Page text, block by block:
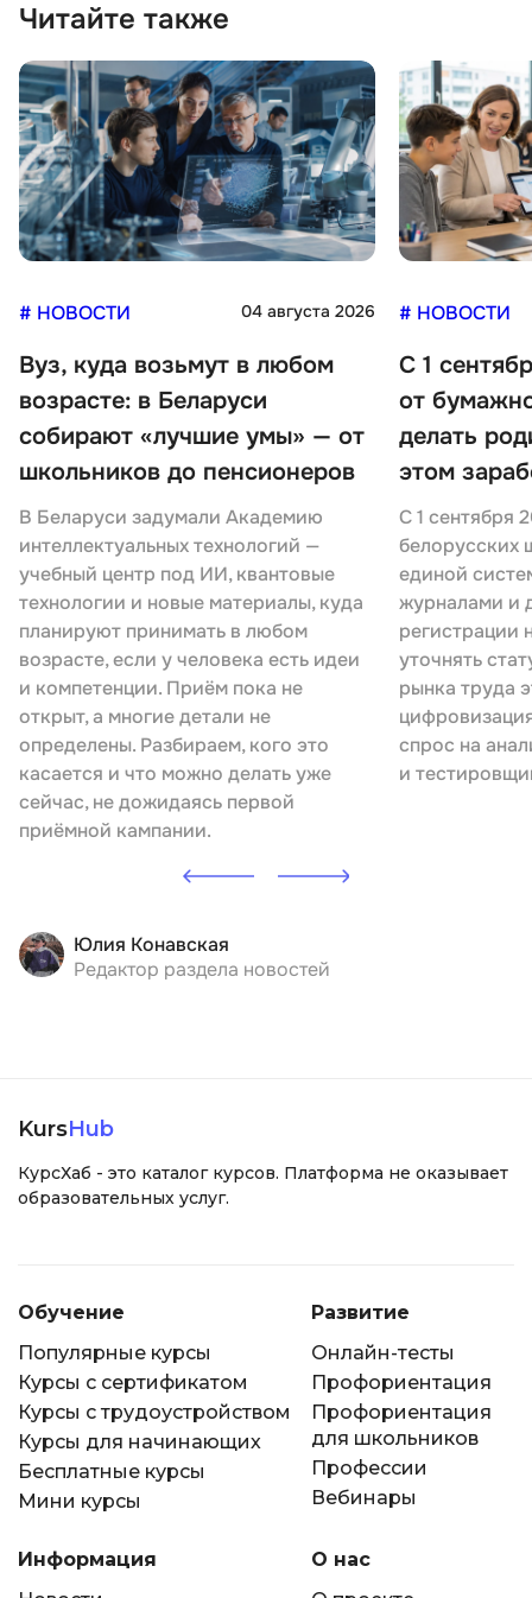
Читайте также
# НОВОСТИ 04 августа 2026
Вуз, куда возьмут в любом
возрасте: в Беларуси
собирают «лучшие умы» — от
школьников до пенсионеров
В Беларуси задумали Академию
интеллектуальных технологий —
учебный центр под ИИ, квантовые
технологии и новые материалы, куда
планируют принимать в любом
возрасте, если у человека есть идеи
и компетенции. Приём пока не
открыт, а многие детали не
определены. Разбираем, кого это
касается и что можно делать уже
сейчас, не дожидаясь первой
приёмной кампании.
# НОВОСТИ
С 1
от
делать
этом
С 1 сентября
белорусских
единой
журналами и
регистрации
уточнять
рынка труда
спрос на
и
Юлия Конавская
Редактор раздела новостей
KursHub
КурсХаб - это каталог курсов. Платформа не оказывает
образовательных услуг.
Обучение
Популярные курсы
Курсы с сертификатом
Курсы с трудоустройством
Курсы для начинающих
Бесплатные курсы
Мини курсы
Развитие
Онлайн-тесты
Профориентация
Профориентация
для школьников
Профессии
Вебинары
Информация
О нас